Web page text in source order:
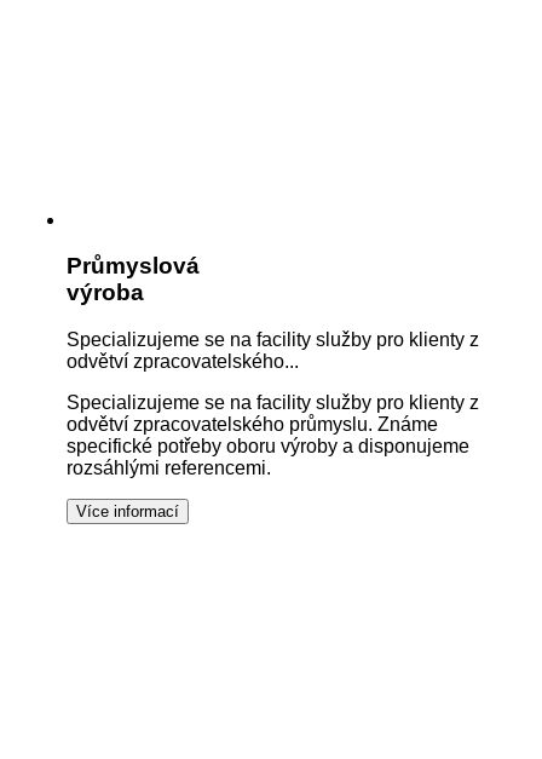
Průmyslová
výroba
Specializujeme se na facility služby pro klienty z
odvětví zpracovatelského...
Specializujeme se na facility služby pro klienty z
odvětví zpracovatelského průmyslu. Známe
specifické potřeby oboru výroby a disponujeme
rozsáhlými referencemi.